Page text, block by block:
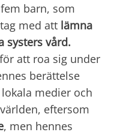
barn, som
med att lämna
systers vård.
att roa sig under
berättelse
medier och
eftersom
, men hennes